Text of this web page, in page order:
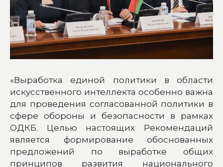
«Выработка единой политики в области
искусственного интеллекта особенно важна
для проведения согласованной политики в
сфере обороны и безопасности в рамках
ОДКБ. Целью настоящих Рекомендаций
является формирование обоснованных
предложений по выработке общих
принципов развития национального